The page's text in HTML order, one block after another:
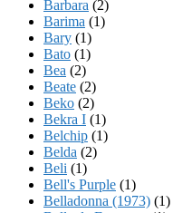
Barbara (2)
Barima (1)
Bary (1)
Bato (1)
Bea (2)
Beate (2)
Beko (2)
Bekra I (1)
Belchip (1)
Belda (2)
Beli (1)
Bell's Purple (1)
Belladonna (1973) (1)